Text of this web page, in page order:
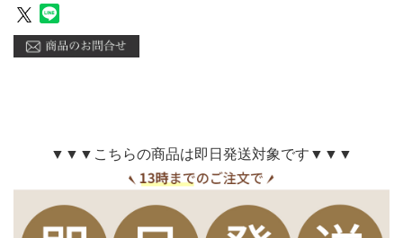
▼▼▼こちらの商品は即日発送対象です▼▼▼